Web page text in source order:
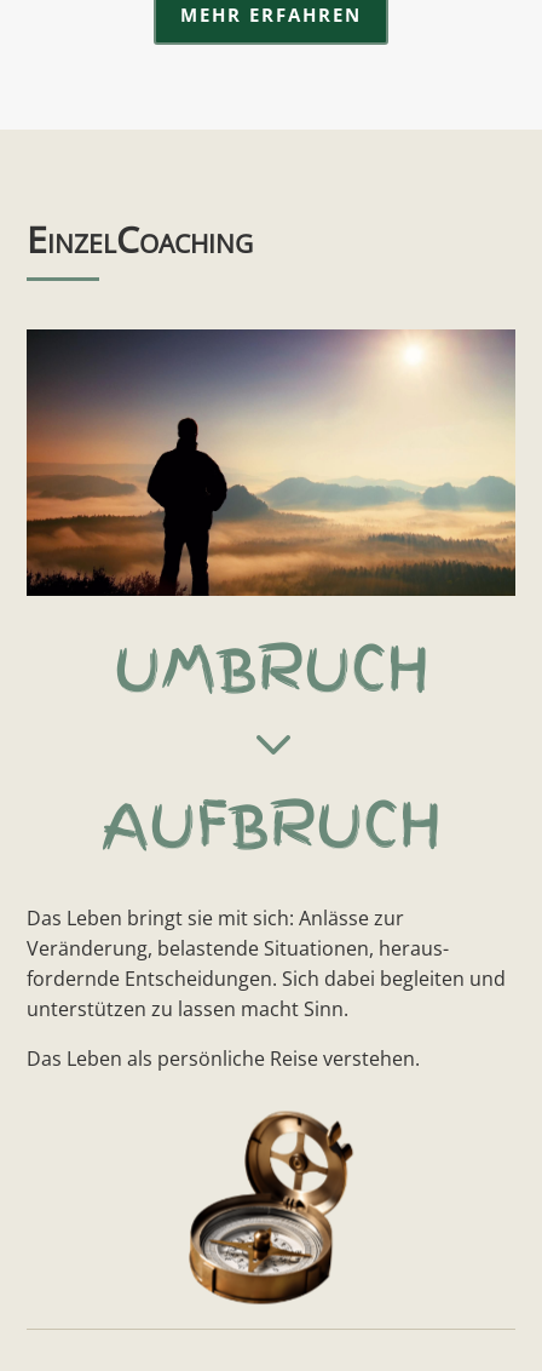
MEHR ERFAHREN
EinzelCoaching
UMBRUCH
3
AUF­BRUCH
Das Leben bringt sie mit sich: Anlässe zur
Veränderung, belastende Situationen, heraus­
fordernde Entscheidungen. Sich dabei begleiten und
unterstützen zu lassen macht Sinn.
Das Leben als persönliche Reise verstehen.